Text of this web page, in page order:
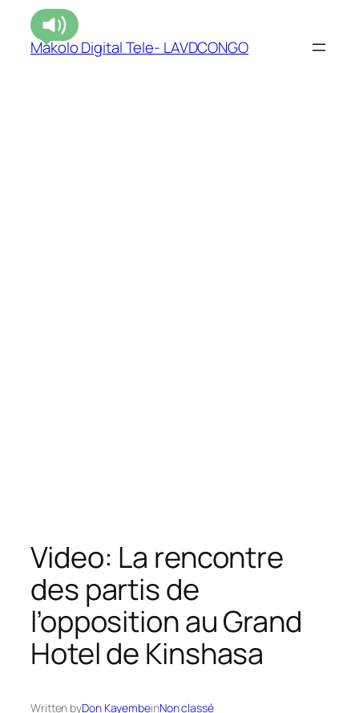
Makolo Digital Tele- LAVDCONGO
Video: La rencontre
des partis de
l’opposition au Grand
Hotel de Kinshasa
Written byDon KayembeinNon classé